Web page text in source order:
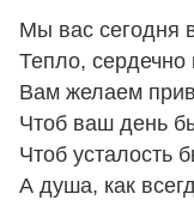
Мы вас сегодня
Тепло, сердечно
Вам желаем
Чтоб ваш день
Чтоб усталость
А душа, как